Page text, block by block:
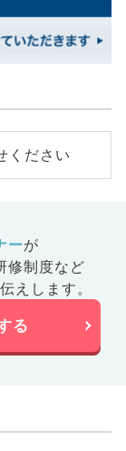
ください
ーが
修制度など
えします。
る